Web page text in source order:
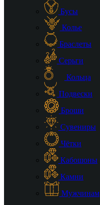
Бусы
Колье
Браслеты
Серьги
Кольца
Подвески
Броши
Сувениры
Чётки
Кабошоны
Камни
Мужчинам